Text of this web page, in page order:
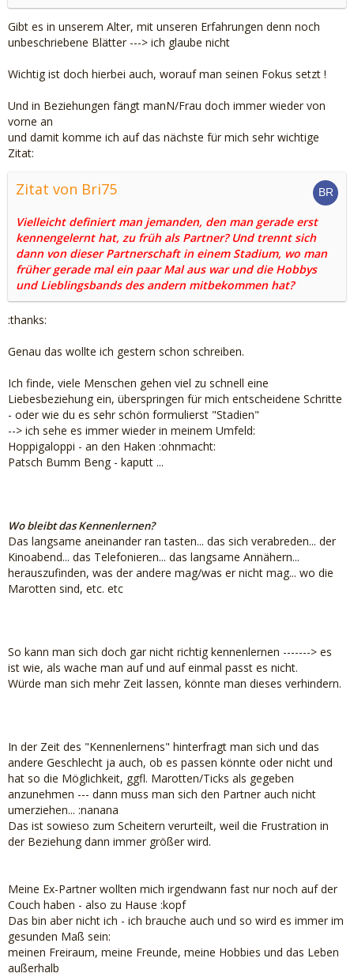
Gibt es in unserem Alter, mit unseren Erfahrungen denn noch
unbeschriebene Blätter ---> ich glaube nicht
Wichtig ist doch hierbei auch, worauf man seinen Fokus setzt !
Und in Beziehungen fängt manN/Frau doch immer wieder von
vorne an
und damit komme ich auf das nächste für mich sehr wichtige
Zitat:
Zitat von Bri75
Vielleicht definiert man jemanden, den man gerade erst
kennengelernt hat, zu früh als Partner? Und trennt sich
dann von dieser Partnerschaft in einem Stadium, wo man
früher gerade mal ein paar Mal aus war und die Hobbys
und Lieblingsbands des andern mitbekommen hat?
:thanks:
Genau das wollte ich gestern schon schreiben.
Ich finde, viele Menschen gehen viel zu schnell eine
Liebesbeziehung ein, überspringen für mich entscheidene Schritte
- oder wie du es sehr schön formulierst "Stadien"
--> ich sehe es immer wieder in meinem Umfeld:
Hoppigaloppi - an den Haken :ohnmacht:
Patsch Bumm Beng - kaputt ...
Wo bleibt das Kennenlernen?
Das langsame aneinander ran tasten... das sich verabreden... der
Kinoabend... das Telefonieren... das langsame Annähern...
herauszufinden, was der andere mag/was er nicht mag... wo die
Marotten sind, etc. etc
So kann man sich doch gar nicht richtig kennenlernen -------> es
ist wie, als wache man auf und auf einmal passt es nicht.
Würde man sich mehr Zeit lassen, könnte man dieses verhindern.
In der Zeit des "Kennenlernens" hinterfragt man sich und das
andere Geschlecht ja auch, ob es passen könnte oder nicht und
hat so die Möglichkeit, ggfl. Marotten/Ticks als gegeben
anzunehmen --- dann muss man sich den Partner auch nicht
umerziehen... :nanana
Das ist sowieso zum Scheitern verurteilt, weil die Frustration in
der Beziehung dann immer größer wird.
Meine Ex-Partner wollten mich irgendwann fast nur noch auf der
Couch haben - also zu Hause :kopf
Das bin aber nicht ich - ich brauche auch und so wird es immer im
gesunden Maß sein:
meinen Freiraum, meine Freunde, meine Hobbies und das Leben
außerhalb